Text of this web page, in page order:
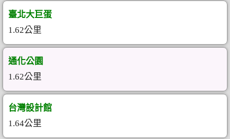
臺北大巨蛋
1.62公里
通化公園
1.62公里
台灣設計館
1.64公里